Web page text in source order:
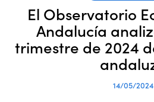
El Observatorio
Andalucía
trimestre de 2024
14/05/2024